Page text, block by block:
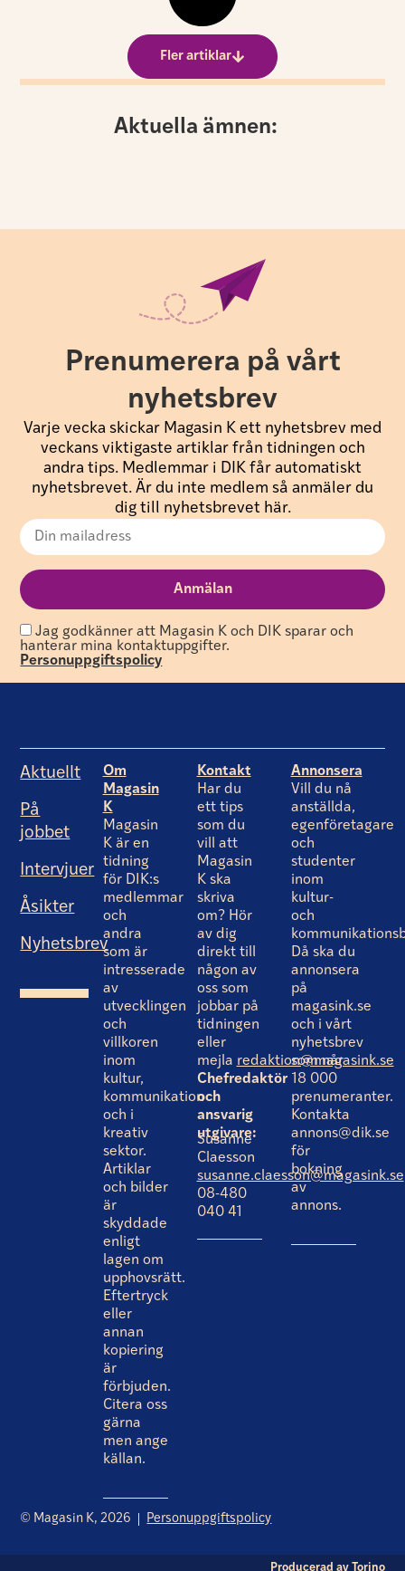
Fler artiklar
Aktuella ämnen:
Prenumerera på vårt
nyhetsbrev
Varje vecka skickar Magasin K ett nyhetsbrev med
veckans viktigaste artiklar från tidningen och
andra tips. Medlemmar i DIK får automatiskt
nyhetsbrevet. Är du inte medlem så anmäler du
dig till nyhetsbrevet här.
Jag godkänner att Magasin K och DIK sparar och
hanterar mina kontaktuppgifter.
Personuppgiftspolicy
Aktuellt
På
jobbet
Intervjuer
Åsikter
Nyhetsbrev
Om
Magasin
K
Magasin
K är en
tidning
för DIK:s
medlemmar
och
andra
som är
intresserade
av
utvecklingen
och
villkoren
inom
kultur,
kommunikation
och i
kreativ
sektor.
Artiklar
och bilder
är
skyddade
enligt
lagen om
upphovsrätt.
Eftertryck
eller
annan
kopiering
är
förbjuden.
Citera oss
gärna
men ange
källan.
Kontakt
Har du
ett tips
som du
vill att
Magasin
K ska
skriva
om? Hör
av dig
direkt till
någon av
oss som
jobbar på
tidningen
eller
mejla redaktion@magasink.se
Chefredaktör
och
ansvarig
utgivare:
Susanne
Claesson
susanne.claesson@magasink.se
08-480
040 41
Annonsera
Vill du nå
anställda,
egenföretagare
och
studenter
inom
kultur-
och
Då ska du
annonsera
på
magasink.se
och i vårt
nyhetsbrev
som når
18 000
prenumeranter.
Kontakta
annons@dik.se
för
bokning
av
annons.
© Magasin K, 2026 Personuppgiftspolicy
Producerad av Torino